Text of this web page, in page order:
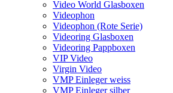
Video World Glasboxen
Videophon
Videophon (Rote Serie)
Videoring Glasboxen
Videoring Pappboxen
VIP Video
Virgin Video
VMP Einleger weiss
VMP Einleger silber